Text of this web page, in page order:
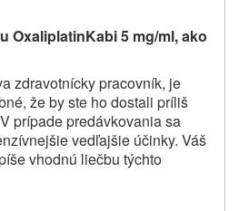
OxaliplatinKabi 5 mg/ml, ako
zdravotnícky pracovník, je
že by ste ho dostali príliš
prípade predávkovania sa
vedľajšie účinky. Váš
vhodnú liečbu týchto